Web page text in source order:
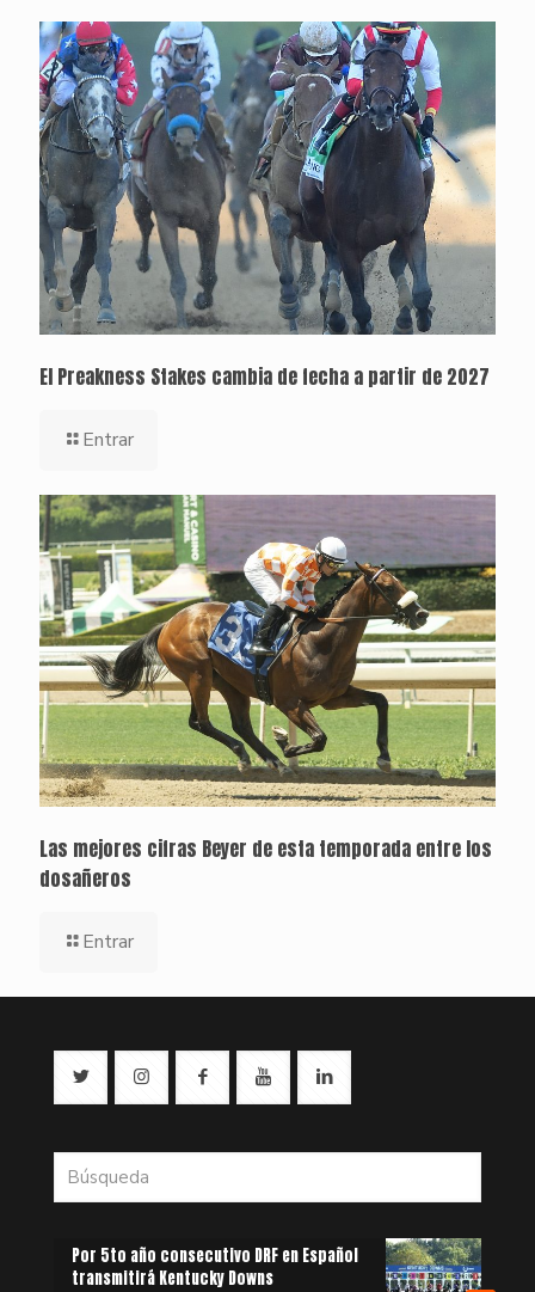
El Preakness Stakes cambia de fecha a partir de 2027
Entrar
Las mejores cifras Beyer de esta temporada entre los
dosañeros
Entrar
Por 5to año consecutivo DRF en Español
transmitirá Kentucky Downs